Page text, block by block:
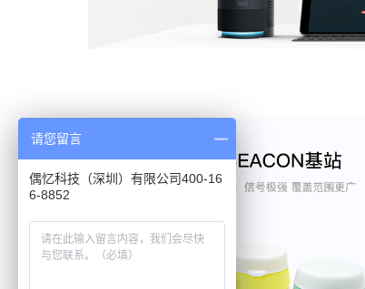
请您留言
偶忆科技（深圳）有限公司400-16
6-8852